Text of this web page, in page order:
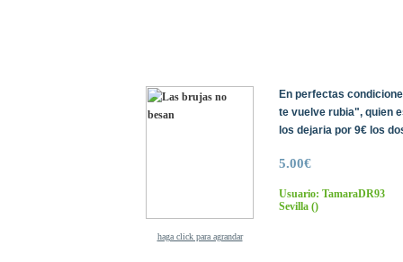
haga click para agrandar
En perfectas
te vuelve rubia", quien
los dejaria por 9€ los
5.00€
Usuario: TamaraDR93
Sevilla ()